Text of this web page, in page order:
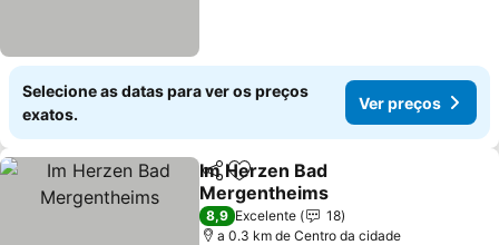
Selecione as datas para ver os preços
exatos.
Ver preços
PartilharAdicionar aos favoritos
Im Herzen Bad
Mergentheims
Ver preços
8,9 Excelente
18
a 0.3 km de Centro da cidade